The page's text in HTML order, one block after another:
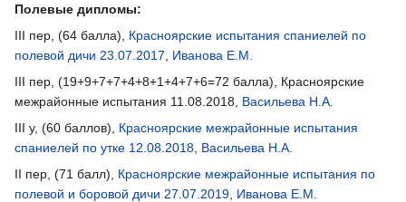
Полевые дипломы:
III пер, (64 балла), Красноярские испытания спаниелей по
полевой дичи 23.07.2017
Иванова Е.М.
III пер, (19+9+7+7+4+8+1+4+7+6=72 балла), Красноярские
межрайонные испытания 11.08.2018, Васильева Н.А.
III у, (60 баллов), Красноярские межрайонные испытания
спаниелей по утке 12.08.2018 Васильева Н.А.
II пер, (71 балл), Красноярские межрайонные испытания по
полевой и боровой дичи 27.07.2019 Иванова Е.М.